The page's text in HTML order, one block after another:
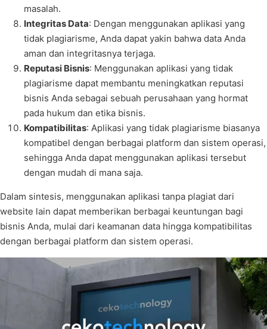
masalah.
Integritas Data: Dengan menggunakan aplikasi yang
tidak plagiarisme, Anda dapat yakin bahwa data Anda
aman dan integritasnya terjaga.
Reputasi Bisnis: Menggunakan aplikasi yang tidak
plagiarisme dapat membantu meningkatkan reputasi
bisnis Anda sebagai sebuah perusahaan yang hormat
pada hukum dan etika bisnis.
Kompatibilitas: Aplikasi yang tidak plagiarisme biasanya
kompatibel dengan berbagai platform dan sistem operasi,
sehingga Anda dapat menggunakan aplikasi tersebut
dengan mudah di mana saja.
Dalam sintesis, menggunakan aplikasi tanpa plagiat dari
website lain dapat memberikan berbagai keuntungan bagi
bisnis Anda, mulai dari keamanan data hingga kompatibilitas
dengan berbagai platform dan sistem operasi.